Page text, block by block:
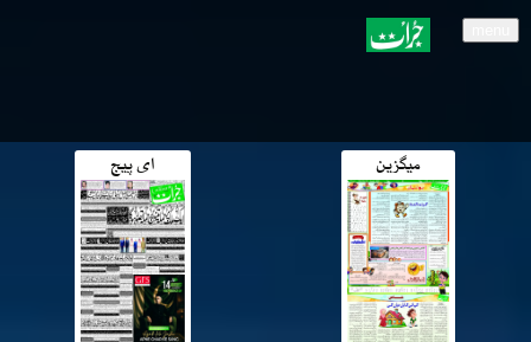
میگزین ای پیج